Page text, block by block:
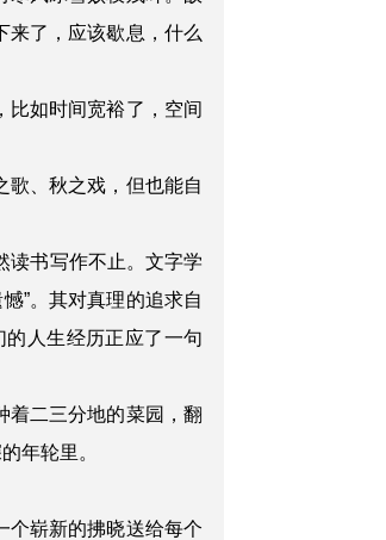
来了，应该歇息，什么
比如时间宽裕了，空间
歌、秋之戏，但也能自
读书写作不止。文字学
”。其对真理的追求自
人生经历正应了一句
着二三分地的菜园，翻
年轮里。
个崭新的拂晓送给每个